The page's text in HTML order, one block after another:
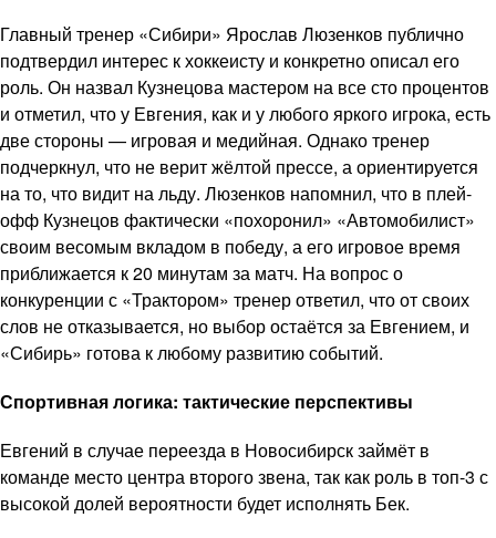
Главный тренер «Сибири» Ярослав Люзенков публично
подтвердил интерес к хоккеисту и конкретно описал его
роль. Он назвал Кузнецова мастером на все сто процентов
и отметил, что у Евгения, как и у любого яркого игрока, есть
две стороны — игровая и медийная. Однако тренер
подчеркнул, что не верит жёлтой прессе, а ориентируется
на то, что видит на льду. Люзенков напомнил, что в плей-
офф Кузнецов фактически «похоронил» «Автомобилист»
своим весомым вкладом в победу, а его игровое время
приближается к 20 минутам за матч. На вопрос о
конкуренции с «Трактором» тренер ответил, что от своих
слов не отказывается, но выбор остаётся за Евгением, и
«Сибирь» готова к любому развитию событий.
Спортивная логика: тактические перспективы
Евгений в случае переезда в Новосибирск займёт в
команде место центра второго звена, так как роль в топ-3 с
высокой долей вероятности будет исполнять Бек.